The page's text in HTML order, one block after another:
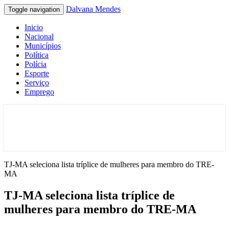
Toggle navigation Dalvana Mendes
Inicio
Nacional
Municípios
Política
Polícia
Esporte
Serviço
Emprego
TJ-MA seleciona lista tríplice de mulheres para membro do TRE-
MA
TJ-MA seleciona lista tríplice de
mulheres para membro do TRE-MA